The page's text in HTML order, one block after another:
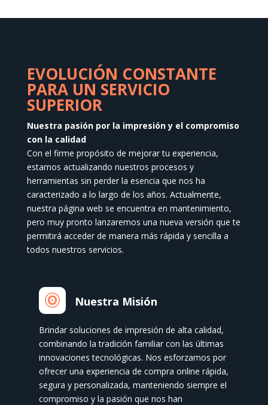
EVOLUCIÓN CONSTANTE
PARA UN SERVICIO
SUPERIOR
Nuestra pasión por la impresión y el compromiso
con la calidad
Con el firme propósito de mejorar tu experiencia,
estamos actualizando nuestros procesos y
herramientas sin perder la esencia que nos ha
caracterizado a lo largo de los años. Actualmente,
nuestra página web se encuentra en mantenimiento,
pero muy pronto lanzaremos una nueva versión que te
permitirá acceder de manera más rápida y sencilla a
todos nuestros servicios.
 Nuestra Misión
Brindar soluciones de impresión de alta calidad,
combinando la tradición familiar con las últimas
innovaciones tecnológicas. Nos esforzamos por
ofrecer una experiencia de compra online rápida,
segura y personalizada, manteniendo siempre el
compromiso y la pasión que nos han